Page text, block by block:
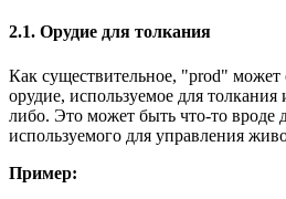
2.1. Орудие для толкания
Как существительное, "prod" может
орудие, используемое для
либо. Это может быть что-то вроде
используемого для управления
Пример: